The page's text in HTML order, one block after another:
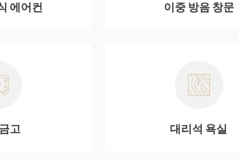
에어컨 이중 방음 창문
고 대리석 욕실